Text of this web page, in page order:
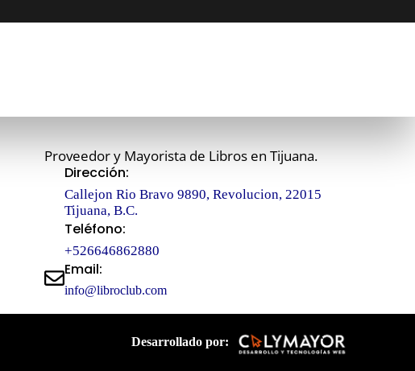
Proveedor y Mayorista de Libros en Tijuana.
Dirección:
Callejon Rio Bravo 9890, Revolucion, 22015
Tijuana, B.C.
Teléfono:
+526646862880
Email:
info@libroclub.com
Desarrollado por: